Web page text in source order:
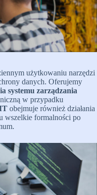
użytkowaniu narzędzi
danych. Oferujemy
systemu zarządzania
w przypadku
obejmuje również działania
wszelkie formalności po